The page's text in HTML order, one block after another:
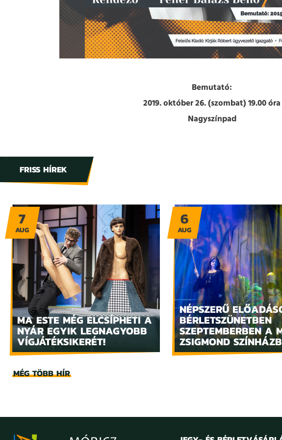
Bemutató:
2019. október 26. (szombat) 19.00 óra
Nagyszínpad
FRISS HÍREK
MA ESTE MÉG ELCSÍPHETI A
NYÁR EGYIK LEGNAGYOBB
VÍGJÁTÉKSIKERÉT!
7
AUG
NÉPSZERŰ
BÉRLETSZÜNETBEN
SZEPTEMBERBEN A
ZSIGMOND
6
AUG
MÉG TÖBB HÍR